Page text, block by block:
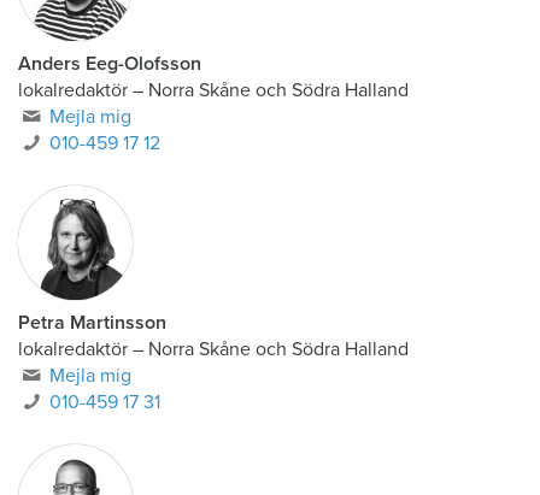
Anders Eeg-Olofsson
lokalredaktör–
Mejla mig
Petra Martinsson
lokalredaktör–
Mejla mig